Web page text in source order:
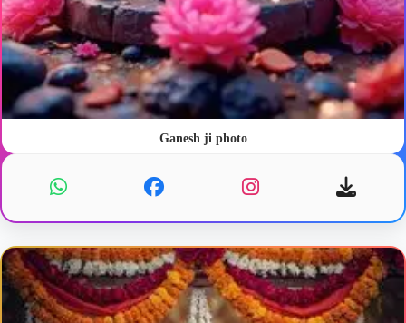
Ganesh ji photo